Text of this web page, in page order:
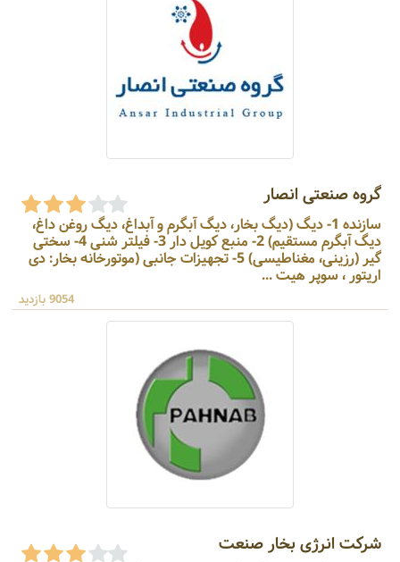
گروه صنعتی انصار
سازنده 1- دیگ (دیگ بخار، دیگ آبگرم و آبداغ، دیگ روغن داغ،
دیگ آبگرم مستقیم) 2- منبع کویل دار 3- فیلتر شنی 4- سختی
گیر (رزینی، مغناطیسی) 5- تجهیزات جانبی (موتورخانه بخار: دی
اریتور ، سوپر هیت ...
9054 بازدید
شرکت انرژی بخار صنعت